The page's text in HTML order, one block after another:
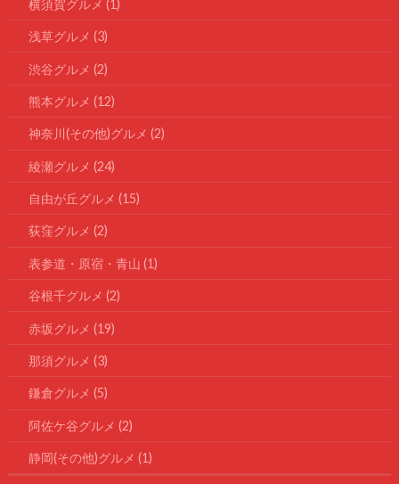
横須賀グルメ (1)
浅草グルメ (3)
渋谷グルメ (2)
熊本グルメ (12)
神奈川(その他)グルメ (2)
綾瀬グルメ (24)
自由が丘グルメ (15)
荻窪グルメ (2)
表参道・原宿・青山 (1)
谷根千グルメ (2)
赤坂グルメ (19)
那須グルメ (3)
鎌倉グルメ (5)
阿佐ケ谷グルメ (2)
静岡(その他)グルメ (1)